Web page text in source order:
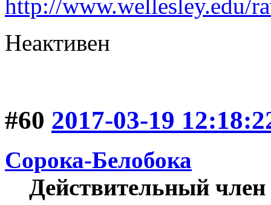
http://www.wellesley.edu/
Неактивен
#60 2017-03-19
Сорока-Белобока
Действительный член